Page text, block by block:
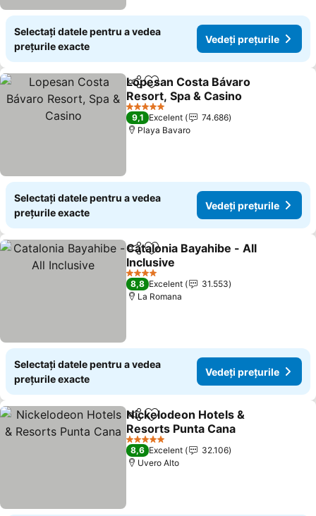
Selectați datele pentru a vedea
prețurile exacte
Vedeți prețurile
DistribuițiAdăugaţi la favorite
Lopesan Costa Bávaro
Resort, Spa & Casino
Vedeți prețurile
5 Stele
9,1 Excelent
74.686
Playa Bavaro
Selectați datele pentru a vedea
prețurile exacte
Vedeți prețurile
DistribuițiAdăugaţi la favorite
Catalonia Bayahibe - All
Inclusive
Vedeți prețurile
4 Stele
8,8 Excelent
31.553
La Romana
Selectați datele pentru a vedea
prețurile exacte
Vedeți prețurile
DistribuițiAdăugaţi la favorite
Nickelodeon Hotels &
Resorts Punta Cana
Vedeți prețurile
5 Stele
8,6 Excelent
32.106
Uvero Alto